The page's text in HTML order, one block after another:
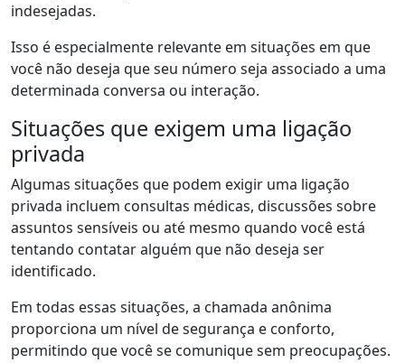
indesejadas.
Isso é especialmente relevante em situações em que
você não deseja que seu número seja associado a uma
determinada conversa ou interação.
Situações que exigem uma ligação
privada
Algumas situações que podem exigir uma ligação
privada incluem consultas médicas, discussões sobre
assuntos sensíveis ou até mesmo quando você está
tentando contatar alguém que não deseja ser
identificado.
Em todas essas situações, a chamada anônima
proporciona um nível de segurança e conforto,
permitindo que você se comunique sem preocupações.